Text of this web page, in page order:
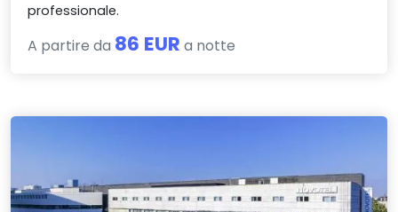
professionale.
A partire da 86 EUR a notte